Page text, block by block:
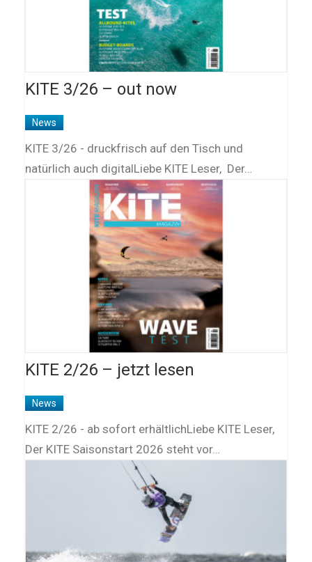
KITE 3/26 – out now
News
KITE 3/26 - druckfrisch auf den Tisch und
natürlich auch digitalLiebe KITE Leser, Der…
KITE 2/26 – jetzt lesen
News
KITE 2/26 - ab sofort erhältlichLiebe KITE Leser,
Der KITE Saisonstart 2026 steht vor…